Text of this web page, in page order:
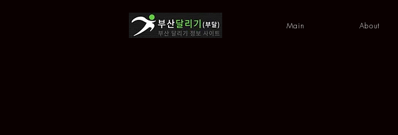
Main About